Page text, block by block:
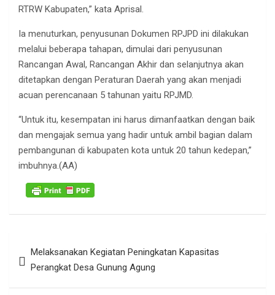
RTRW Kabupaten,” kata Aprisal.
Ia menuturkan, penyusunan Dokumen RPJPD ini dilakukan
melalui beberapa tahapan, dimulai dari penyusunan
Rancangan Awal, Rancangan Akhir dan selanjutnya akan
ditetapkan dengan Peraturan Daerah yang akan menjadi
acuan perencanaan 5 tahunan yaitu RPJMD.
“Untuk itu, kesempatan ini harus dimanfaatkan dengan baik
dan mengajak semua yang hadir untuk ambil bagian dalam
pembangunan di kabupaten kota untuk 20 tahun kedepan,”
imbuhnya.(AA)
posMelaksanakan Kegiatan Peningkatan Kapasitas
Perangkat Desa Gunung Agung